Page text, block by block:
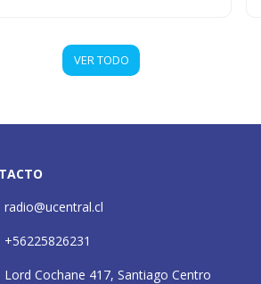
VER TODO
radio@ucentral.cl
+56225826231
Lord Cochane 417, Santiago Centro